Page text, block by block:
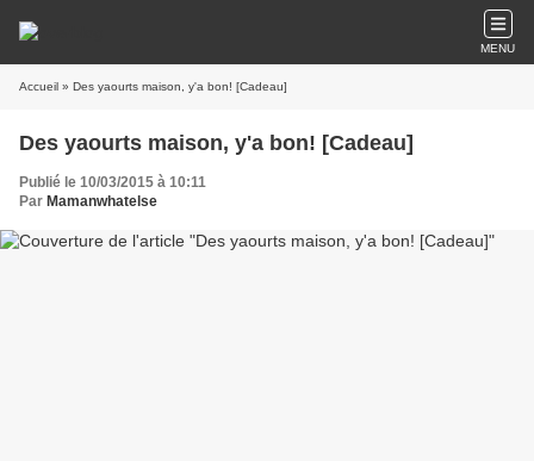
MENU
Accueil » Des yaourts maison, y'a bon! [Cadeau]
Des yaourts maison, y'a bon! [Cadeau]
Publié le 10/03/2015 à 10:11
Par Mamanwhatelse